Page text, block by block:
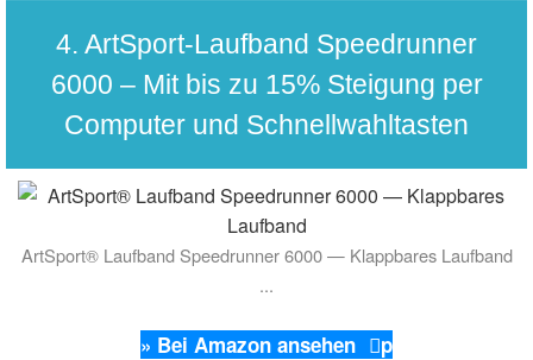
4. ArtSport-Laufband Speedrunner
6000 – Mit bis zu 15% Steigung per
Computer und Schnellwahltasten
ArtSport® Laufband Speedrunner 6000 — Klappbares Laufband
...
» Bei Amazon ansehen p